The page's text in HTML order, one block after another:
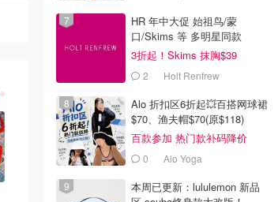
2026韩国电影推荐 | 最新
2026美国即将上映电影推
HR 年中大促 始祖鸟/蒙
口/Skims 等 多明星同款
3折起！Skims 抹胸$39
2 Holt Renfrew
Alo 折扣区6折起💥百搭网球裙
$70、渔夫帽$70(原$118)
百款参加 热门款补码降价
0 Alo Yoga
本周已更新：lululemon 新品